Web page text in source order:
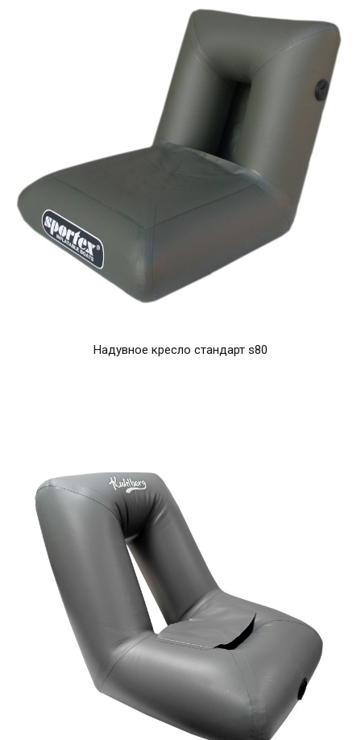
Надувное кресло стандарт s80